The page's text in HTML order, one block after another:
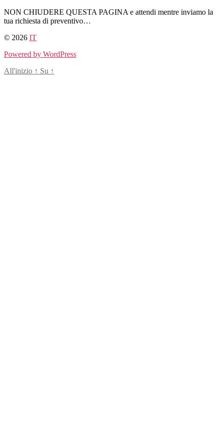
Salta
al
NON CHIUDERE QUESTA PAGINA e attendi mentre inviamo la
tua richiesta di preventivo…
© 2026 IT
Powered by WordPress
All'inizio ↑ Su ↑